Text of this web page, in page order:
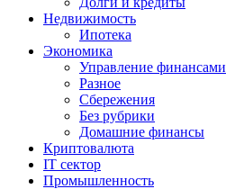
Недвижимость
Ипотека
Экономика
Управление финансами
Разное
Сбережения
Без рубрики
Домашние финансы
Криптовалюта
IT сектор
Промышленность